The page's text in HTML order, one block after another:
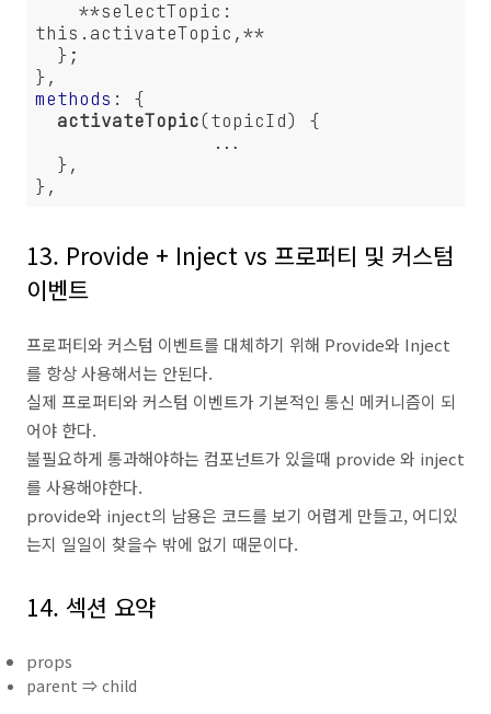
this.activateTopic,**
methods : {
activateTopic(topicId) {
13. Provide + Inject vs 프로퍼티 및 커스텀
이벤트
프로퍼티와 커스텀 이벤트를 대체하기 위해 Provide와 Inject
를 항상 사용해서는 안된다.
실제 프로퍼티와 커스텀 이벤트가 기본적인 통신 메커니즘이 되
어야 한다.
불필요하게 통과해야하는 컴포넌트가 있을때 provide 와 inject
를 사용해야한다.
provide와 inject의 남용은 코드를 보기 어렵게 만들고, 어디있
는지 일일이 찾을수 밖에 없기 때문이다.
14. 섹션 요약
props
parent ⇒ child